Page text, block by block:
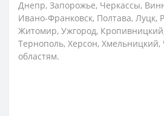
Днепр, Запорожье, Черкассы,
Ивано-Франковск, Полтава, Луцк,
Житомир, Ужгород,
Тернополь, Херсон,
областям.